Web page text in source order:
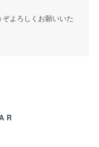
よろしくお願いいた